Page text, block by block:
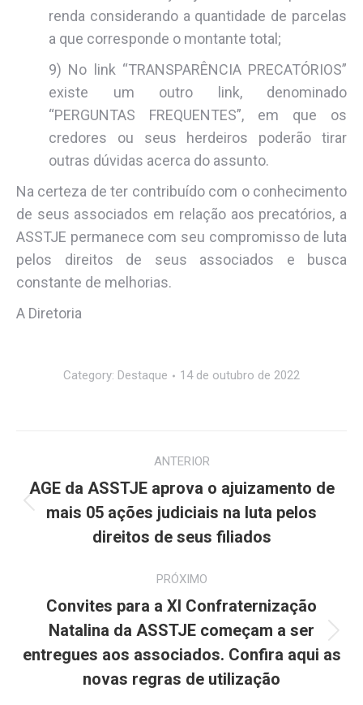
renda considerando a quantidade de parcelas
a que corresponde o montante total;
9) No link “TRANSPARÊNCIA PRECATÓRIOS”
existe um outro link, denominado
“PERGUNTAS FREQUENTES”, em que os
credores ou seus herdeiros poderão tirar
outras dúvidas acerca do assunto.
Na certeza de ter contribuído com o conhecimento
de seus associados em relação aos precatórios, a
ASSTJE permanece com seu compromisso de luta
pelos direitos de seus associados e busca
constante de melhorias.
A Diretoria
Category: Destaque 14 de outubro de 2022
de
post:
ANTERIOR
Post
anterior:
AGE da ASSTJE aprova o ajuizamento de
mais 05 ações judiciais na luta pelos
direitos de seus filiados
PRÓXIMO
Próximo
post:
Convites para a XI Confraternização
Natalina da ASSTJE começam a ser
entregues aos associados. Confira aqui as
novas regras de utilização